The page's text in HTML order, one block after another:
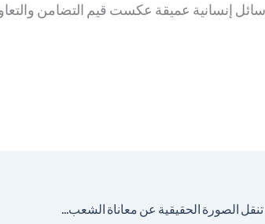
إنسانية عميقة عكست قيم التضامن
الجمعية السورية الألمانية الحرة– تنقل الصورة الحقيقية عن معاناة الشعب السوري في مهرجان Altonale